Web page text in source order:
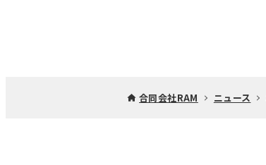
合同会社RAM ニュース